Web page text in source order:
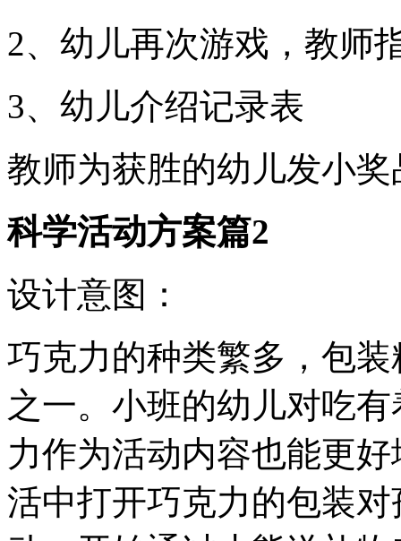
2、幼儿再次游戏，教师
3、幼儿介绍记录表
教师为获胜的幼儿发小奖
科学活动方案篇2
设计意图：
巧克力的种类繁多，包
之一。小班的幼儿对吃
力作为活动内容也能更
活中打开巧克力的包装